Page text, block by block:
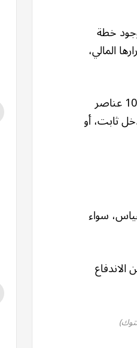
خطة
المالي،
وفي تقرير موسّع نُشر عبر “فوربس” للكاتب والمستشار المالي ترو تامبلين، تم استعراض 10 عناصر
ثابت، أو
سواء